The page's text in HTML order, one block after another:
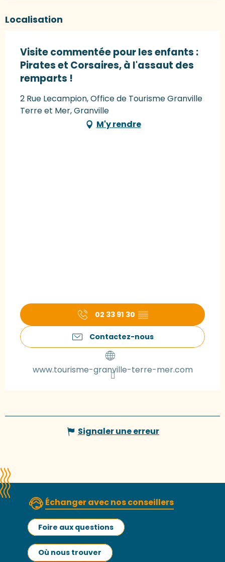
Localisation
Visite commentée pour les enfants :
Pirates et Corsaires, à l'assaut des
remparts !
2 Rue Lecampion, Office de Tourisme Granville
Terre et Mer, Granville
M'y rendre
02 33 91 30 ▒▒
Contactez-nous
www.tourisme-granville-terre-mer.com
Signaler une erreur
Échanger avec nos conseillers
Foire aux questions
Où nous trouver